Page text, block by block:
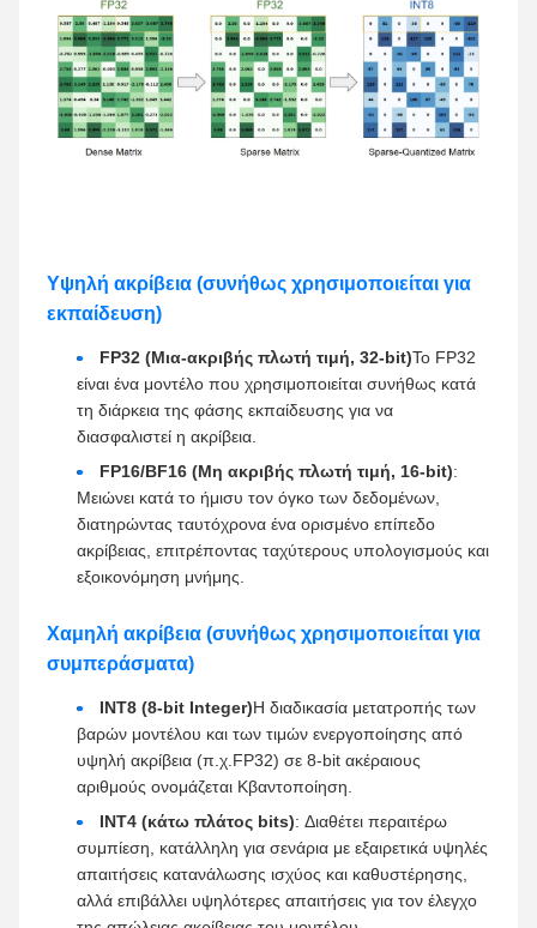
Υψηλή ακρίβεια (συνήθως χρησιμοποιείται για
εκπαίδευση)
FP32 (Μια-ακριβής πλωτή τιμή, 32-bit)Το FP32
είναι ένα μοντέλο που χρησιμοποιείται συνήθως κατά
τη διάρκεια της φάσης εκπαίδευσης για να
διασφαλιστεί η ακρίβεια.
FP16/BF16 (Μη ακριβής πλωτή τιμή, 16-bit):
Μειώνει κατά το ήμισυ τον όγκο των δεδομένων,
διατηρώντας ταυτόχρονα ένα ορισμένο επίπεδο
ακρίβειας, επιτρέποντας ταχύτερους υπολογισμούς και
εξοικονόμηση μνήμης.
Χαμηλή ακρίβεια (συνήθως χρησιμοποιείται για
συμπεράσματα)
INT8 (8-bit Integer)Η διαδικασία μετατροπής των
βαρών μοντέλου και των τιμών ενεργοποίησης από
υψηλή ακρίβεια (π.χ.FP32) σε 8-bit ακέραιους
αριθμούς ονομάζεται Κβαντοποίηση.
INT4 (κάτω πλάτος bits): Διαθέτει περαιτέρω
συμπίεση, κατάλληλη για σενάρια με εξαιρετικά υψηλές
απαιτήσεις κατανάλωσης ισχύος και καθυστέρησης,
αλλά επιβάλλει υψηλότερες απαιτήσεις για τον έλεγχο